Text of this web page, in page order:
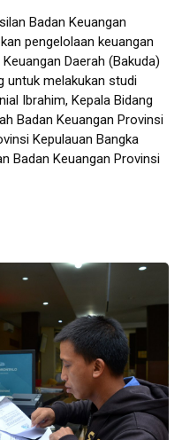
Badan Keuangan
pengelolaan keuangan
Daerah (Bakuda)
untuk melakukan studi
Ibrahim, Kepala Bidang
Badan Keuangan Provinsi
Kepulauan Bangka
Badan Keuangan Provinsi